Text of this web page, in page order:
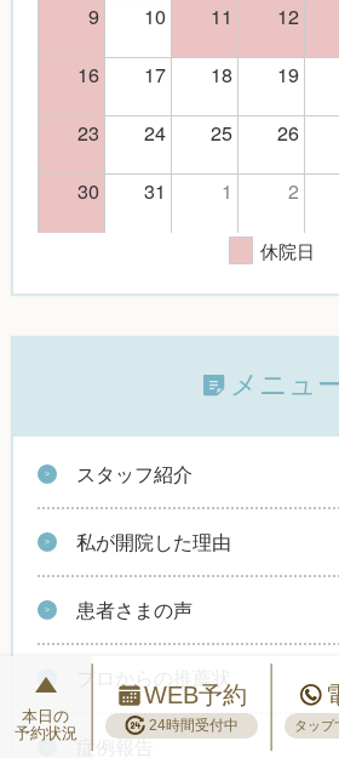
9
10 11 12
16
17 18 19
23
24 25 26
30
31 1 2
休院日
メニュ
スタッフ紹介
私が開院した理由
患者さまの声
症例報告
本日の
予約状況
WEB予約
24時間受付中 タップ